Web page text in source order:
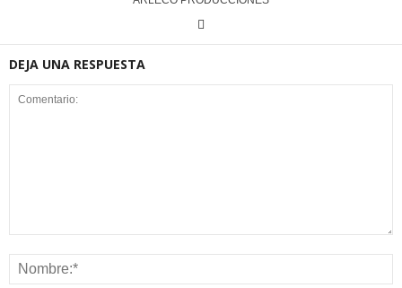
DEJA UNA RESPUESTA